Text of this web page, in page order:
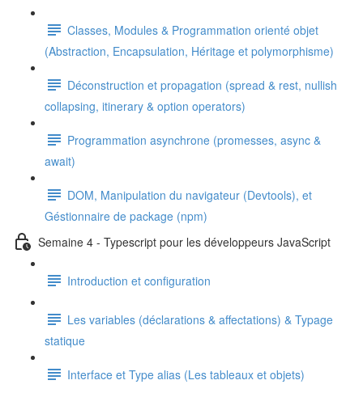
Classes, Modules & Programmation orienté objet
(Abstraction, Encapsulation, Héritage et polymorphisme)
Déconstruction et propagation (spread & rest, nullish
collapsing, itinerary & option operators)
Programmation asynchrone (promesses, async &
await)
DOM, Manipulation du navigateur (Devtools), et
Géstionnaire de package (npm)
Semaine 4 - Typescript pour les développeurs JavaScript
Introduction et configuration
Les variables (déclarations & affectations) & Typage
statique
Interface et Type alias (Les tableaux et objets)